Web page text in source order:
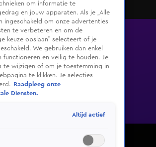
om informatie te
en jouw apparaten. Als je „Alle
om onze advertenties
te verbeteren en om de
keuze opslaan” selecteert of je
We gebruiken dan enkel
en veilig te houden. Je
te wijzigen of om je toestemming in
te klikken. Je selecties
Raadpleeg onze
Diensten.
Altijd actief